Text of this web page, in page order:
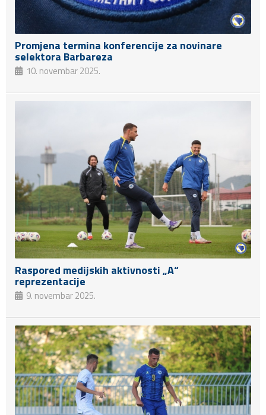
Promjena termina konferencije za novinare
selektora Barbareza
10. novembar 2025.
Raspored medijskih aktivnosti „A“
reprezentacije
9. novembar 2025.